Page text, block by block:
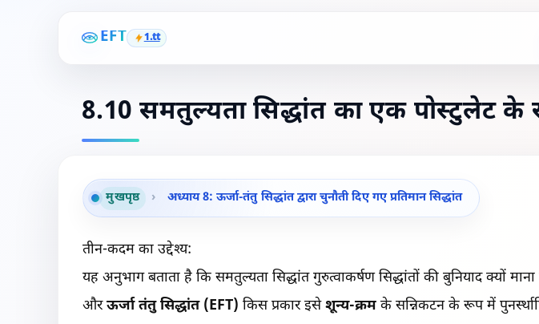
EFT 1.tt
8.10 समतुल्यता सिद्धांत का एक पोस्टुलेट
मुखपृष्ठ › अध्याय 8: ऊर्जा-तंतु सिद्धांत द्वारा चुनौती दिए गए प्रतिमान सिद्धांत
तीन-कदम का उद्देश्य:
यह अनुभाग बताता है कि समतुल्यता सिद्धांत गुरुत्वाकर्षण सिद्धांतों की बुनियाद क्यों
औरऊर्जा तंतु सिद्धांत (EFT) किस प्रकार इसेशून्य-क्रम के सन्निकटन के रूप में